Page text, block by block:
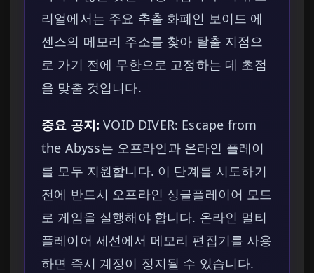
리얼에서는 주요 추출 화폐인 보이드 에
센스의 메모리 주소를 찾아 탈출 지점으
로 가기 전에 무한으로 고정하는 데 초점
을 맞출 것입니다.
중요 공지: VOID DIVER: Escape from
the Abyss는 오프라인과 온라인 플레이
를 모두 지원합니다. 이 단계를 시도하기
전에 반드시 오프라인 싱글플레이어 모드
로 게임을 실행해야 합니다. 온라인 멀티
플레이어 세션에서 메모리 편집기를 사용
하면 즉시 계정이 정지될 수 있습니다.